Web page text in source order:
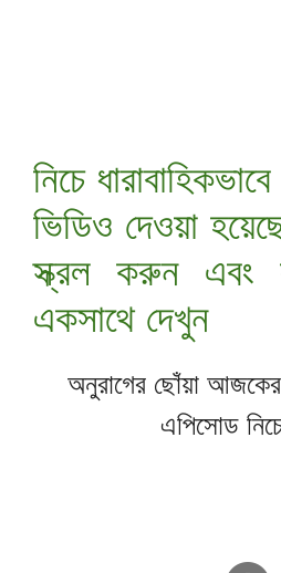
নিচে
ভিডিও দেওয়া
স্ক্রল করুন এবং
একসাথে দেখুন
অনুরাগের ছোঁয়া
এপিসোড